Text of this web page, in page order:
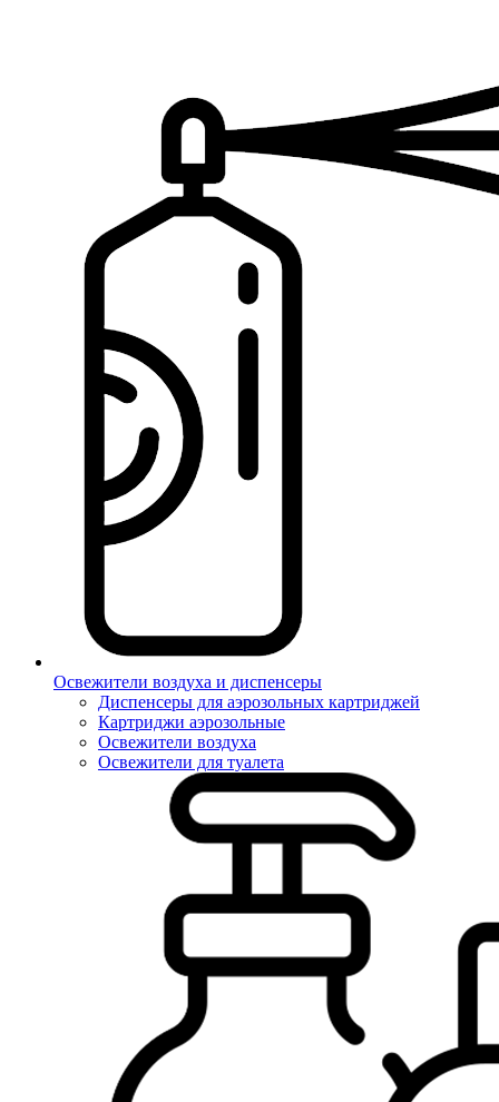
Освежители воздуха и диспенсеры
Диспенсеры для аэрозольных картриджей
Картриджи аэрозольные
Освежители воздуха
Освежители для туалета